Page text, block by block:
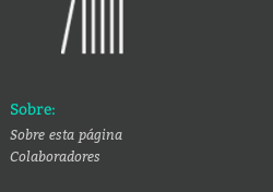
Sobre:
Sobre esta página
Colaboradores